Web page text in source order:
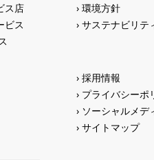
ス店
ビス
環境方針
サステナビリテ
採用情報
プライバシーポ
ソーシャルメデ
サイトマップ